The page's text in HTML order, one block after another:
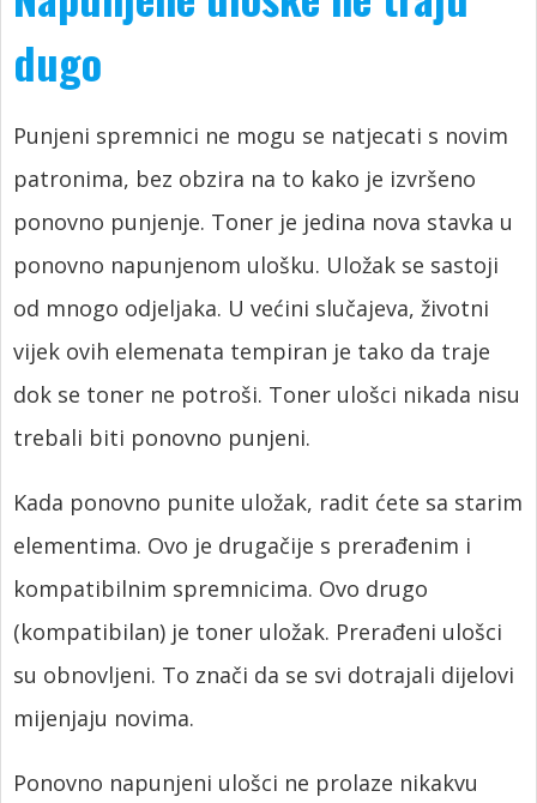
dugo
Punjeni spremnici ne mogu se natjecati s novim
patronima, bez obzira na to kako je izvršeno
ponovno punjenje. Toner je jedina nova stavka u
ponovno napunjenom ulošku. Uložak se sastoji
od mnogo odjeljaka. U većini slučajeva, životni
vijek ovih elemenata tempiran je tako da traje
dok se toner ne potroši. Toner ulošci nikada nisu
trebali biti ponovno punjeni.
Kada ponovno punite uložak, radit ćete sa starim
elementima. Ovo je drugačije s prerađenim i
kompatibilnim spremnicima. Ovo drugo
(kompatibilan) je toner uložak. Prerađeni ulošci
su obnovljeni. To znači da se svi dotrajali dijelovi
mijenjaju novima.
Ponovno napunjeni ulošci ne prolaze nikakvu